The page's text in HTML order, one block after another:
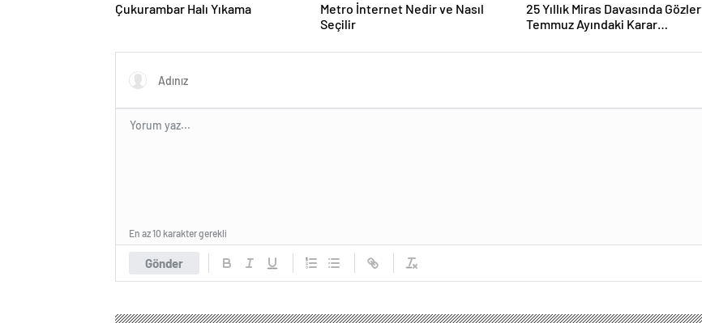
Çukurambar Halı Yıkama
Metro İnternet Nedir ve Nasıl
Seçilir
25 Yıllık Miras Davasında Gözler
Temmuz Ayındaki Karar
Gönder
En az 10 karakter gerekli